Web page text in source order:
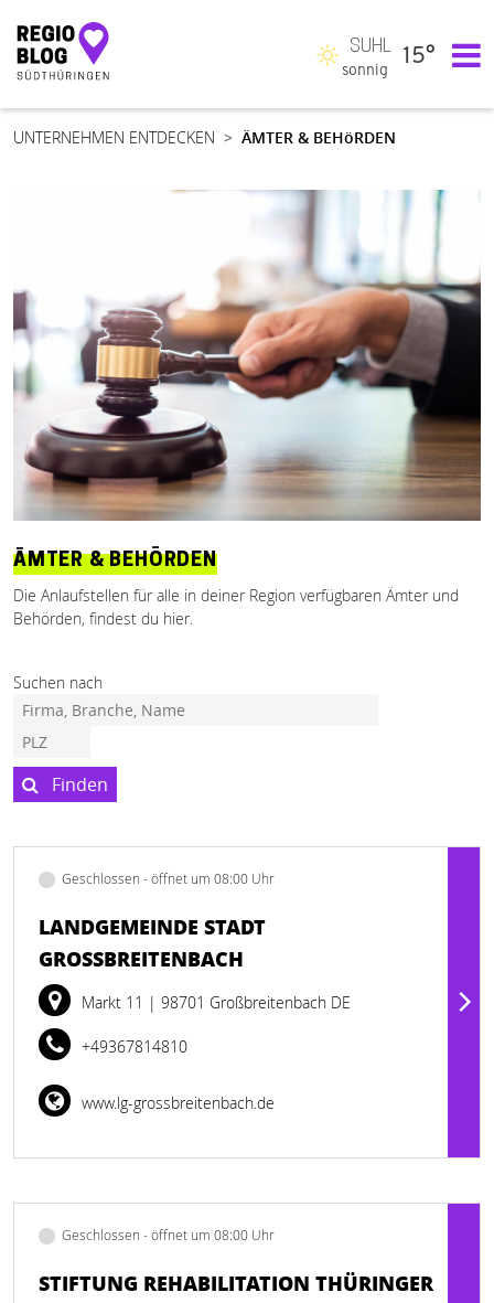
Hauptnavigation
SUHL
sonnig
15°
UNTERNEHMEN ENTDECKEN ÄMTER & BEHöRDEN
ÄMTER & BEHÖRDEN
Die Anlaufstellen für alle in deiner Region verfügbaren Ämter und
Behörden, findest du hier.
Suchen nach
Finden
Geschlossen - öffnet um 08:00 Uhr
LANDGEMEINDE STADT
GROSSBREITENBACH
Markt 11 | 98701 Großbreitenbach DE
+49367814810
www.lg-grossbreitenbach.de
Geschlossen - öffnet um 08:00 Uhr
STIFTUNG REHABILITATION THÜRINGER